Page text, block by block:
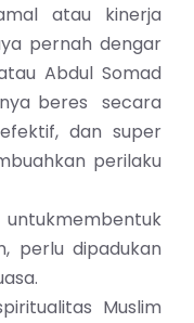
atau kinerja
pernah dengar
Abdul Somad
beres secara
dan super
perilaku
perlu dipadukan
Muslim